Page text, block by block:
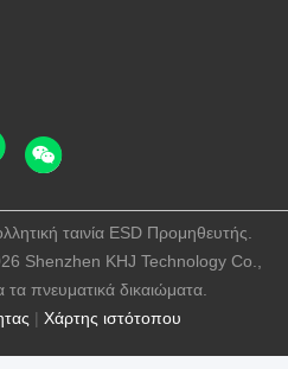
| Χάρτης ιστότοπου
ταινία ESD Προμηθευτής.
Shenzhen KHJ Technology Co.,
τα πνευματικά δικαιώματα.